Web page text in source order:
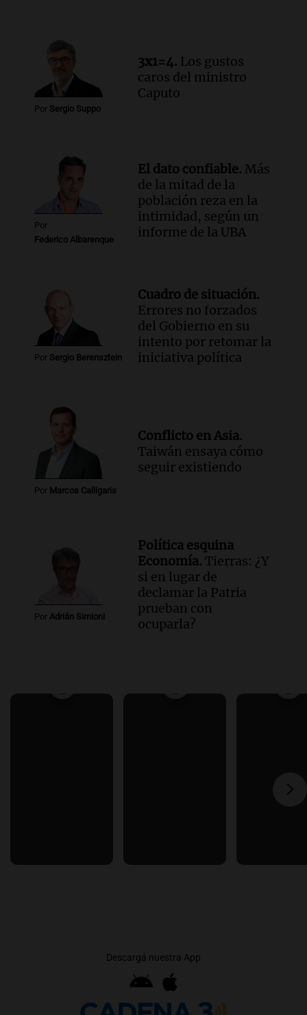
Por Sergio Suppo
3x1=4. Los gustos
caros del ministro
Caputo
Por
Federico Albarenque
El dato confiable. Más
de la mitad de la
población reza en la
intimidad, según un
informe de la UBA
Por Sergio Berensztein
Cuadro de situación.
Errores no forzados
del Gobierno en su
intento por retomar la
iniciativa política
Por Marcos Calligaris
Conflicto en Asia.
Taiwán ensaya cómo
seguir existiendo
Por Adrián Simioni
Política esquina
Economía. Tierras: ¿Y
si en lugar de
declamar la Patria
prueban con
ocuparla?
Descargá nuestra App